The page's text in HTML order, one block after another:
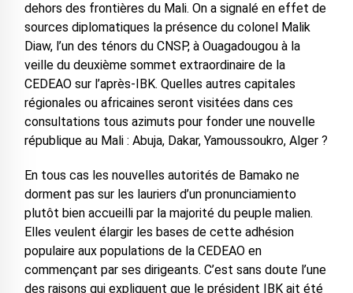
dehors des frontières du Mali. On a signalé en effet de
sources diplomatiques la présence du colonel Malik
Diaw, l’un des ténors du CNSP, à Ouagadougou à la
veille du deuxième sommet extraordinaire de la
CEDEAO sur l’après-IBK. Quelles autres capitales
régionales ou africaines seront visitées dans ces
consultations tous azimuts pour fonder une nouvelle
république au Mali : Abuja, Dakar, Yamoussoukro, Alger ?
En tous cas les nouvelles autorités de Bamako ne
dorment pas sur les lauriers d’un pronunciamiento
plutôt bien accueilli par la majorité du peuple malien.
Elles veulent élargir les bases de cette adhésion
populaire aux populations de la CEDEAO en
commençant par ses dirigeants. C’est sans doute l’une
des raisons qui expliquent que le président IBK ait été